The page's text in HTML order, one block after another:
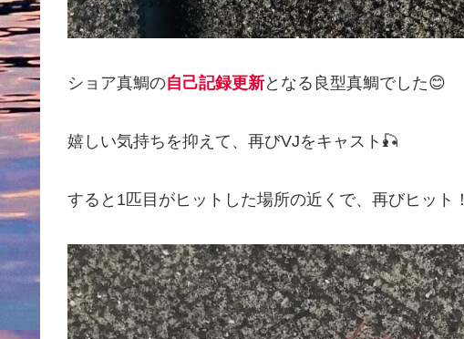
ショア真鯛の自己記録更新となる良型真鯛でした😊
嬉しい気持ちを抑えて、再びVJをキャスト🎣
すると1匹目がヒットした場所の近くで、再びヒット！